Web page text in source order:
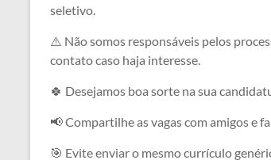
seletivo.
⚠️ Não somos responsáveis pelos
contato caso haja interesse.
🍀 Desejamos boa sorte na sua
📢 Compartilhe as vagas com amigos e
🎯 Evite enviar o mesmo currículo